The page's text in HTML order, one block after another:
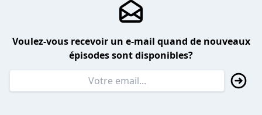
Voulez-vous recevoir un e-mail quand de nouveaux
épisodes sont disponibles?